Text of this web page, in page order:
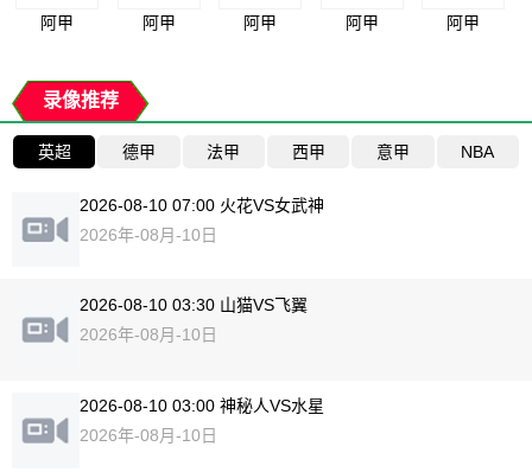
阿甲 阿甲 阿甲 阿甲 阿甲
录像推荐
英超 德甲 法甲 西甲 意甲 NBA
2026-08-10 07:00 火花VS女武神
2026年-08月-10日
2026-08-10 03:30 山猫VS飞翼
2026年-08月-10日
2026-08-10 03:00 神秘人VS水星
2026年-08月-10日